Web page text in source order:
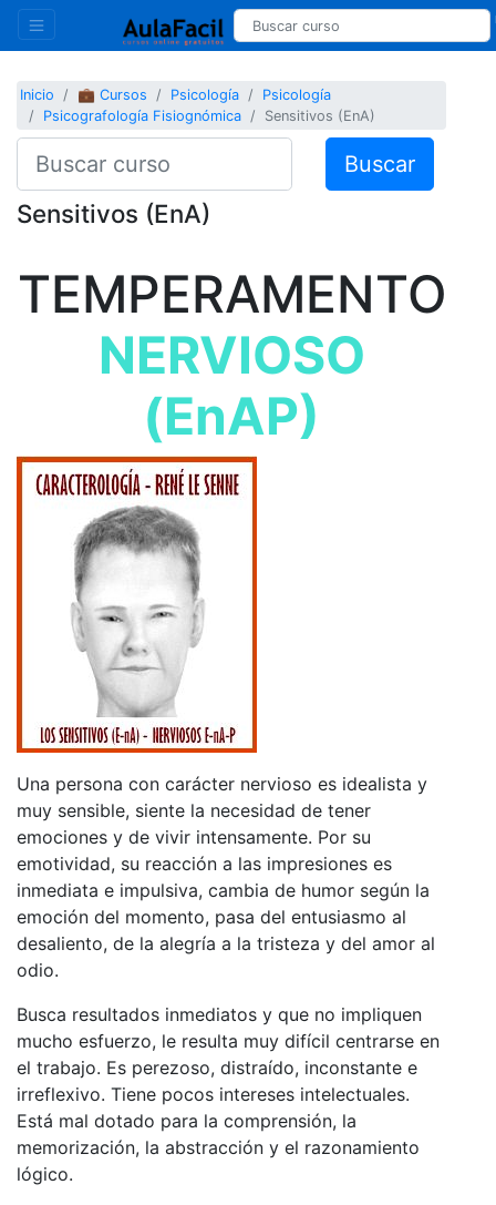
Inicio 💼 Cursos Psicología
Psicología
Psicografología Fisiognómica
Sensitivos (EnA)
Buscar
Sensitivos (EnA)
TEMPERAMENTO
NERVIOSO
(EnAP)
Una persona con carácter nervioso es idealista y
muy sensible, siente la necesidad de tener
emociones y de vivir intensamente. Por su
emotividad, su reacción a las impresiones es
inmediata e impulsiva, cambia de humor según la
emoción del momento, pasa del entusiasmo al
desaliento, de la alegría a la tristeza y del amor al
odio.
Busca resultados inmediatos y que no impliquen
mucho esfuerzo, le resulta muy difícil centrarse en
el trabajo. Es perezoso, distraído, inconstante e
irreflexivo. Tiene pocos intereses intelectuales.
Está mal dotado para la comprensión, la
memorización, la abstracción y el razonamiento
lógico.